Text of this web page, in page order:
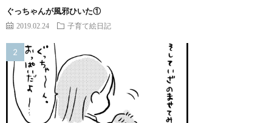
ぐっちゃんが風邪ひいた①
2019.02.24 子育て絵日記